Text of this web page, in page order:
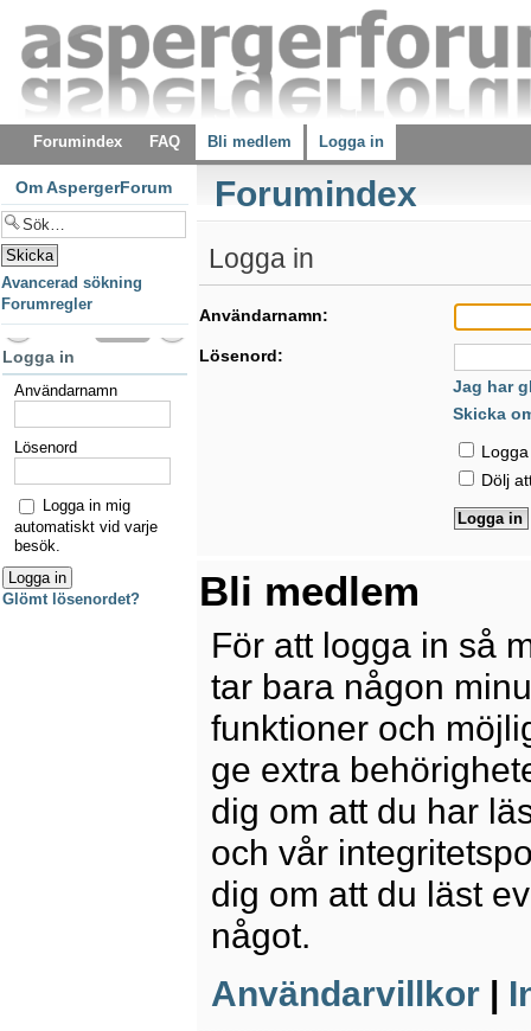
Forumindex FAQ Bli medlem Logga in
Forumindex
Logga in
Användarnamn:
Lösenord:
Jag har
Skicka
Dölj
Bli medlem
För att logga in så
tar bara någon
funktioner och
ge extra
dig om att du har
och vår
dig om att du läst
något.
Användarvillkor |
Om AspergerForum
Avancerad sökning
Forumregler
Logga in
Användarnamn
Lösenord
Logga in mig
automatiskt vid varje
besök.
Glömt lösenordet?